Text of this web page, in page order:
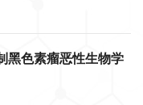
黑色素瘤恶性生物学